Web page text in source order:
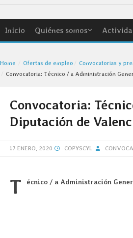
Inicio Quiénes somos
Home Ofertas de empleo
Convocatorias y
Convocatoria: Técnico / a Administración
Convocatoria:
Diputación de
17 ENERO, 2020 COPYSCYL
T écnico / a Administración